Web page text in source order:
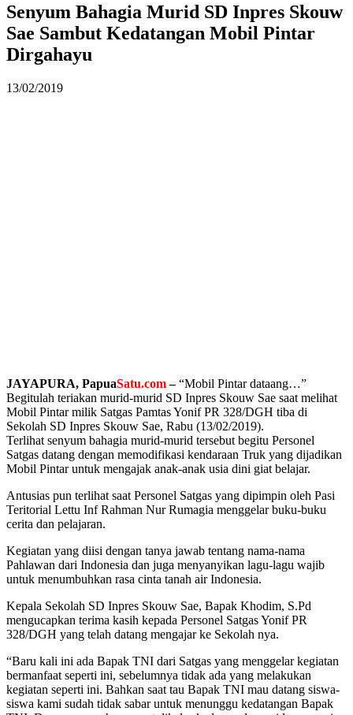
Senyum Bahagia Murid SD Inpres Skouw
Sae Sambut Kedatangan Mobil Pintar
Dirgahayu
13/02/2019
JAYAPURA, PapuaSatu.com–“Mobil Pintar dataang…”
Begitulah teriakan murid-murid SD Inpres Skouw Sae saat melihat
Mobil Pintar milik Satgas Pamtas Yonif PR 328/DGH tiba di
Sekolah SD Inpres Skouw Sae, Rabu (13/02/2019).
Terlihat senyum bahagia murid-murid tersebut begitu Personel
Satgas datang dengan memodifikasi kendaraan Truk yang dijadikan
Mobil Pintar untuk mengajak anak-anak usia dini giat belajar.
Antusias pun terlihat saat Personel Satgas yang dipimpin oleh Pasi
Teritorial Lettu Inf Rahman Nur Rumagia menggelar buku-buku
cerita dan pelajaran.
Kegiatan yang diisi dengan tanya jawab tentang nama-nama
Pahlawan dari Indonesia dan juga menyanyikan lagu-lagu wajib
untuk menumbuhkan rasa cinta tanah air Indonesia.
Kepala Sekolah SD Inpres Skouw Sae, Bapak Khodim, S.Pd
mengucapkan terima kasih kepada Personel Satgas Yonif PR
328/DGH yang telah datang mengajar ke Sekolah nya.
“Baru kali ini ada Bapak TNI dari Satgas yang menggelar kegiatan
bermanfaat seperti ini, sebelumnya tidak ada yang melakukan
kegiatan seperti ini. Bahkan saat tau Bapak TNI mau datang siswa-
siswa kami sudah tidak sabar untuk menunggu kedatangan Bapak